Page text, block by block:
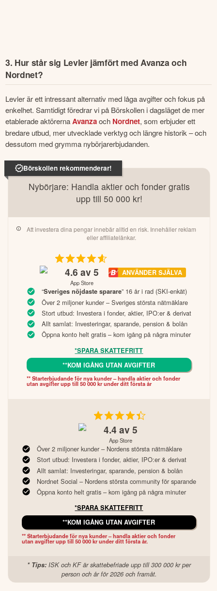
3. Hur står sig Levler jämfört med Avanza och
Nordnet?
Levler är ett intressant alternativ med låga avgifter och fokus på
enkelhet. Samtidigt föredrar vi på Börskollen i dagsläget de mer
etablerade aktörerna Avanza och Nordnet, som erbjuder ett
bredare utbud, mer utvecklade verktyg och längre historik – och
dessutom med grymma nybörjarerbjudanden.
Börskollen rekommenderar!
Nybörjare: Handla aktier och fonder gratis
upp till 50 000 kr!
Att investera dina pengar innebär alltid en risk. Innehåller reklam
eller affiliatelänkar.
4.6 av 5
App Store
ANVÄNDER SJÄLVA
“Sveriges nöjdaste sparare” 16 år i rad (SKI-enkät)
Över 2 miljoner kunder – Sveriges största nätmäklare
Stort utbud: Investera i fonder, aktier, IPO:er & derivat
Allt samlat: Investeringar, sparande, pension & bolån
Öppna konto helt gratis – kom igång på några minuter
*SPARA SKATTEFRITT
**KOM IGÅNG UTAN AVGIFTER
** Starterbjudande för nya kunder – handla aktier och fonder
utan avgifter upp till 50 000 kr under ditt första år
4.4 av 5
App Store
Över 2 miljoner kunder – Nordens största nätmäklare
Stort utbud: Investera i fonder, aktier, IPO:er & derivat
Allt samlat: Investeringar, sparande, pension & bolån
Nordnet Social – Nordens största community för sparande
Öppna konto helt gratis – kom igång på några minuter
*SPARA SKATTEFRITT
**KOM IGÅNG UTAN AVGIFTER
** Starterbjudande för nya kunder – handla aktier och fonder
utan avgifter upp till 50 000 kr under ditt första år.
* Tips: ISK och KF är skattebefriade upp till 300 000 kr per
person och år för 2026 och framåt.